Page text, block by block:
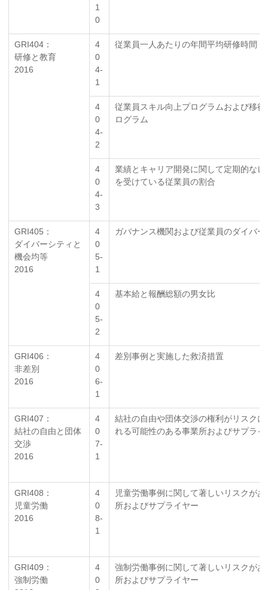
1
0
GRI404：
研修と教育
2016
4
0
4-
1
従業員一人あたりの年間平均研修時間
4
0
4-
2
従業員スキル向上プログラムおよび移行
ログラム
4
0
4-
3
業績とキャリア開発に関して定期的なレ
を受けている従業員の割合
GRI405：
ダイバーシティと
機会均等
2016
4
0
5-
1
ガバナンス機関および従業員のダイバー
4
0
5-
2
基本給と報酬総額の男女比
GRI406：
非差別
2016
4
0
6-
1
差別事例と実施した救済措置
GRI407：
結社の自由と団体
交渉
2016
4
0
7-
1
結社の自由や団体交渉の権利がリスクに
れる可能性のある事業所およびサプライ
GRI408：
児童労働
2016
4
0
8-
1
児童労働事例に関して著しいリスクがあ
所およびサプライヤー
GRI409：
強制労働
4
0
強制労働事例に関して著しいリスクがあ
所およびサプライヤー